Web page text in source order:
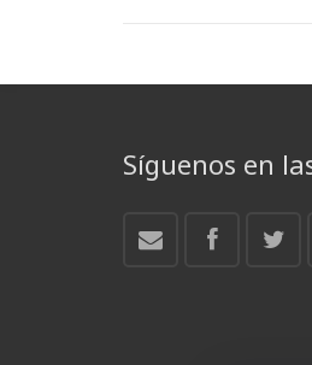
Síguenos en